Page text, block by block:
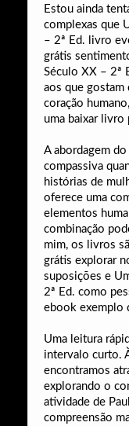
Estou ainda
complexas que
– 2ª Ed. livro
grátis
Século XX – 2ª
aos que
coração
uma baixar livro
A abordagem
compassiva
histórias de
oferece uma
elementos
combinação
mim, os livros
grátis explorar
suposições e
2ª Ed. como
ebook exemplo
Uma leitura
intervalo curto.
encontramos
explorando o
atividade de
compreensão